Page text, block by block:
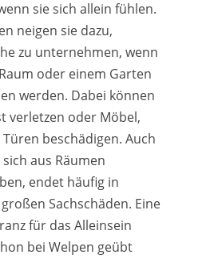
sie sich allein fühlen.
neigen sie dazu,
zu unternehmen, wenn
oder einem Garten
werden. Dabei können
verletzen oder Möbel,
beschädigen. Auch
aus Räumen
endet häufig in
Sachschäden. Eine
für das Alleinsein
bei Welpen geübt